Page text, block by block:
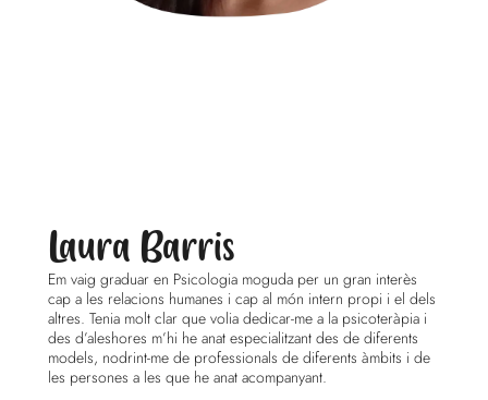
Laura Barris
Em vaig graduar en Psicologia moguda per un gran interès
cap a les relacions humanes i cap al món intern propi i el dels
altres. Tenia molt clar que volia dedicar-me a la psicoteràpia i
des d’aleshores m’hi he anat especialitzant des de diferents
models, nodrint-me de professionals de diferents àmbits i de
les persones a les que he anat acompanyant.